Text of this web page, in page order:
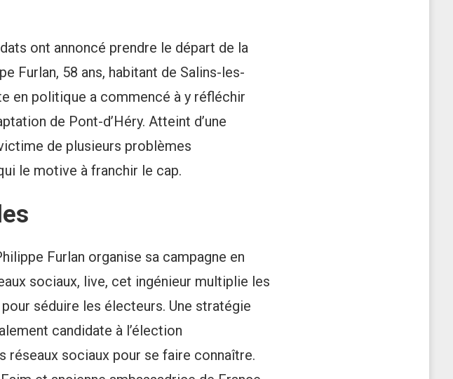
ont annoncé prendre le départ de la
Furlan, 58 ans, habitant de Salins-les-
en politique a commencé à y réfléchir
de Pont-d’Héry. Atteint d’une
de plusieurs problèmes
le motive à franchir le cap.
Furlan organise sa campagne en
sociaux, live, cet ingénieur multiplie les
séduire les électeurs. Une stratégie
candidate à l’élection
sociaux pour se faire connaître.